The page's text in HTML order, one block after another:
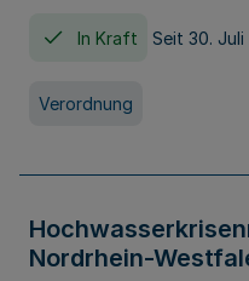
In Kraft Seit 30. Juli
Verordnung
Nordrhein-